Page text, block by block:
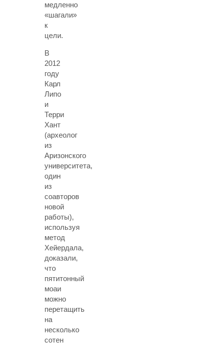
медленно
«шагали»
к
цели.
В
2012
году
Карл
Липо
и
Терри
Хант
(археолог
из
Аризонского
университета,
один
из
соавторов
новой
работы),
используя
метод
Хейердала,
доказали,
что
пятитонный
моаи
можно
перетащить
на
несколько
сотен